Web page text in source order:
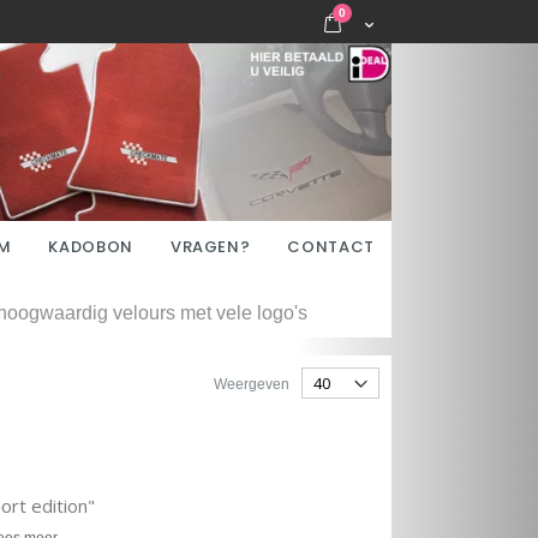
Cart
0 items
KADOBON VRAGEN? CONTACT
velours met vele logo's
Weergeven
edition"